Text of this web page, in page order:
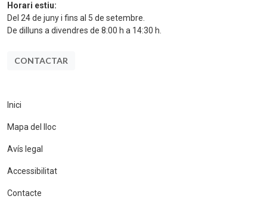
Horari estiu:
Del 24 de juny i fins al 5 de setembre.
De dilluns a divendres de 8:00 h a 14:30 h.
CONTACTAR
Inici
Mapa del lloc
Avís legal
Accessibilitat
Contacte